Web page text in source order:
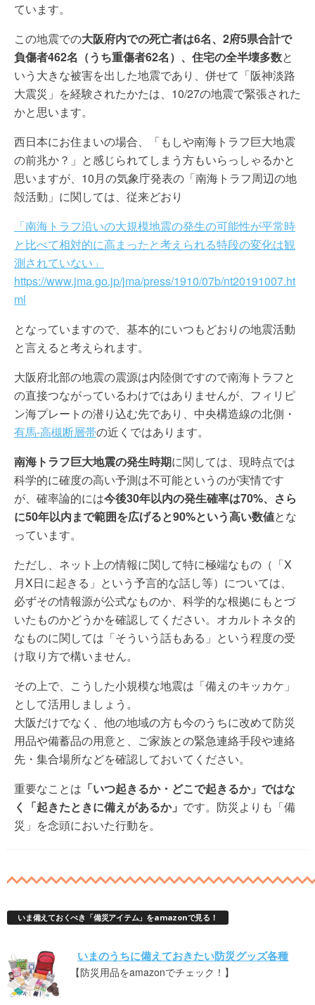
ています。
この地震での大阪府内での死亡者は6名、2府5県合計で
負傷者462名（うち重傷者62名）、住宅の全半壊多数と
いう大きな被害を出した地震であり、併せて「阪神淡路
大震災」を経験されたかたは、10/27の地震で緊張された
かと思います。
西日本にお住まいの場合、「もしや南海トラフ巨大地震
の前兆か？」と感じられてしまう方もいらっしゃるかと
思いますが、10月の気象庁発表の「南海トラフ周辺の地
殻活動」に関しては、従来どおり
「南海トラフ沿いの大規模地震の発生の可能性が平常時
と比べて相対的に高まったと考えられる特段の変化は観
測されていない」
https://www.jma.go.jp/jma/press/1910/07b/nt20191007.ht
ml
となっていますので、基本的にいつもどおりの地震活動
と言えると考えられます。
大阪府北部の地震の震源は内陸側ですので南海トラフと
の直接つながっているわけではありませんが、フィリピ
ン海プレートの潜り込む先であり、中央構造線の北側・
有馬-高槻断層帯の近くではあります。
南海トラフ巨大地震の発生時期に関しては、現時点では
科学的に確度の高い予測は不可能というのが実情です
が、確率論的には今後30年以内の発生確率は70%、さら
に50年以内まで範囲を広げると90%という高い数値とな
っています。
ただし、ネット上の情報に関して特に極端なもの（「X
月X日に起きる」という予言的な話し等）については、
必ずその情報源が公式なものか、科学的な根拠にもとづ
いたものかどうかを確認してください。オカルトネタ的
なものに関しては「そういう話もある」という程度の受
け取り方で構いません。
その上で、こうした小規模な地震は「備えのキッカケ」
として活用しましょう。
大阪だけでなく、他の地域の方も今のうちに改めて防災
用品や備蓄品の用意と、ご家族との緊急連絡手段や連絡
先・集合場所などを確認しておいてください。
重要なことは 「いつ起きるか・どこで起きるか」ではな
く「起きたときに備えがあるか」 です。防災よりも「備
災」を念頭においた行動を。
いま備えておくべき「備災アイテム」をamazonで見る！
いまのうちに備えておきたい防災グッズ各種
【防災用品をamazonでチェック！】